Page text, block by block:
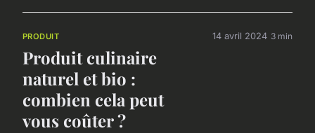
PRODUIT
Produit culinaire
naturel et bio :
combien cela peut
vous coûter ?
14 avril 2024 3 min